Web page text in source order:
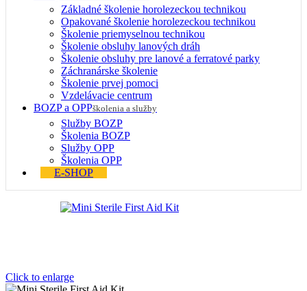
Základné školenie horolezeckou technikou
Opakované školenie horolezeckou technikou
Školenie priemyselnou technikou
Školenie obsluhy lanových dráh
Školenie obsluhy pre lanové a ferratové parky
Záchranárske školenie
Školenie prvej pomoci
Vzdelávacie centrum
BOZP a OPPškolenia a služby
Služby BOZP
Školenia BOZP
Služby OPP
Školenia OPP
E-SHOP
Click to enlarge